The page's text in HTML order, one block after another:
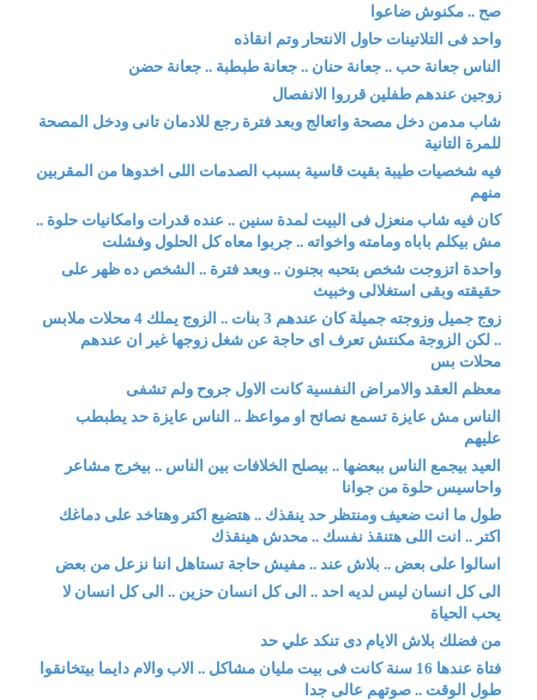
صح .. مكنوش ضاعوا
واحد فى التلاتينات حاول الانتحار وتم انقاذه
الناس جعانة حب .. جعانة حنان .. جعانة طبطبة .. جعانة حضن
زوجين عندهم طفلين قرروا الانفصال
شاب مدمن دخل مصحة واتعالج وبعد فترة رجع للادمان تانى ودخل المصحة
للمرة التانية
فيه شخصيات طيبة بقيت قاسية بسبب الصدمات اللى اخدوها من المقربين
منهم
كان فيه شاب منعزل فى البيت لمدة سنين .. عنده قدرات وامكانيات حلوة ..
مش بيكلم باباه ومامته واخواته .. جربوا معاه كل الحلول وفشلت
واحدة اتزوجت شخص بتحبه بجنون .. وبعد فترة .. الشخص ده ظهر على
حقيقته وبقى استغلالى وخبيث
زوج جميل وزوجته جميلة كان عندهم 3 بنات .. الزوج يملك 4 محلات ملابس
.. لكن الزوجة مكنتش تعرف اى حاجة عن شغل زوجها غير ان عندهم
محلات بس
معظم العقد والامراض النفسية كانت الاول جروح ولم تشفى
الناس مش عايزة تسمع نصائح او مواعظ .. الناس عايزة حد يطبطب
عليهم
العيد بيجمع الناس ببعضها .. بيصلح الخلافات بين الناس .. بيخرج مشاعر
واحاسيس حلوة من جوانا
طول ما انت ضعيف ومنتظر حد ينقذك .. هتضيع اكتر وهتاخد على دماغك
اكتر .. انت اللى هتنقذ نفسك .. محدش هينقذك
اسالوا على بعض .. بلاش عند .. مفيش حاجة تستاهل اننا نزعل من بعض
الى كل انسان ليس لديه احد .. الى كل انسان حزين .. الى كل انسان لا
يحب الحياة
من فضلك بلاش الايام دى تنكد علي حد
فتاة عندها 16 سنة كانت فى بيت مليان مشاكل .. الاب والام دايما بيتخانقوا
طول الوقت .. صوتهم عالى جدا